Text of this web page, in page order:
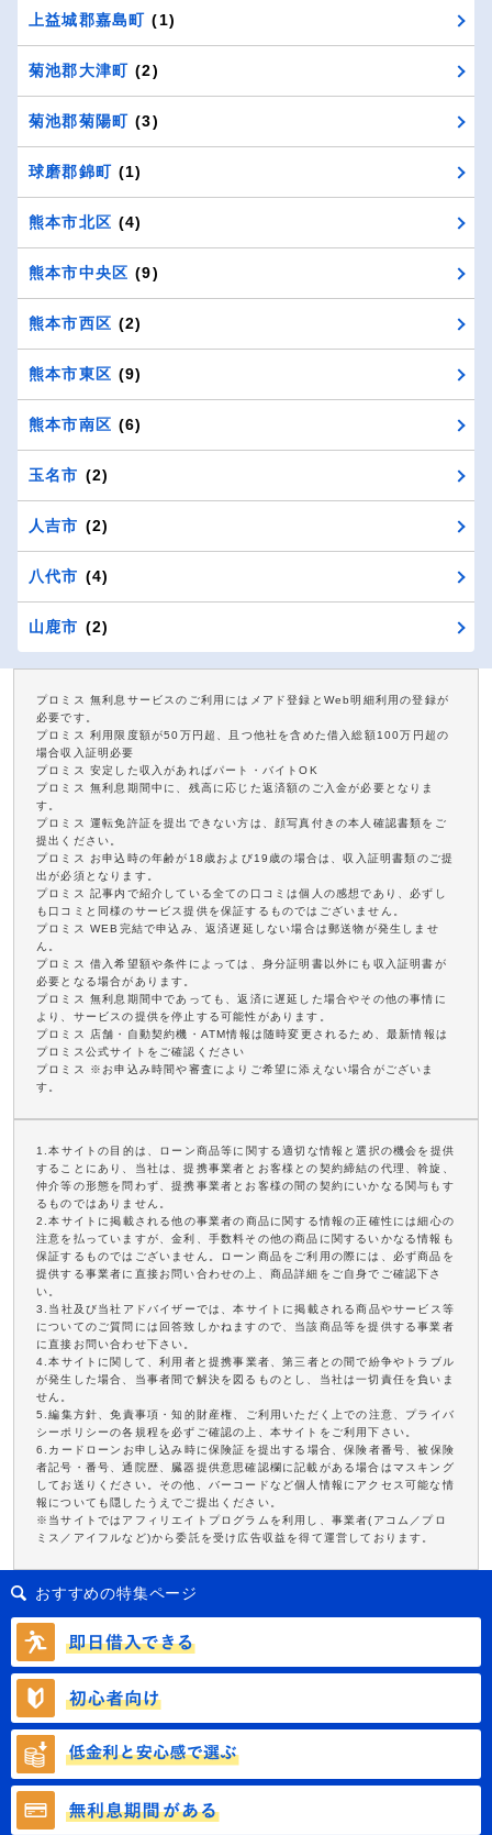
上益城郡嘉島町 (1)
菊池郡大津町 (2)
菊池郡菊陽町 (3)
球磨郡錦町 (1)
熊本市北区 (4)
熊本市中央区 (9)
熊本市西区 (2)
熊本市東区 (9)
熊本市南区 (6)
玉名市 (2)
人吉市 (2)
八代市 (4)
山鹿市 (2)
プロミス 無利息サービスのご利用にはメアド登録とWeb明細利用の登録が
必要です。
プロミス 利用限度額が50万円超、且つ他社を含めた借入総額100万円超の
場合収入証明必要
プロミス 安定した収入があればパート・バイトOK
プロミス 無利息期間中に、残高に応じた返済額のご入金が必要となりま
す。
プロミス 運転免許証を提出できない方は、顔写真付きの本人確認書類をご
提出ください。
プロミス お申込時の年齢が18歳および19歳の場合は、収入証明書類のご提
出が必須となります。
プロミス 記事内で紹介している全ての口コミは個人の感想であり、必ずし
も口コミと同様のサービス提供を保証するものではございません。
プロミス WEB完結で申込み、返済遅延しない場合は郵送物が発生しませ
ん。
プロミス 借入希望額や条件によっては、身分証明書以外にも収入証明書が
必要となる場合があります。
プロミス 無利息期間中であっても、返済に遅延した場合やその他の事情に
より、サービスの提供を停止する可能性があります。
プロミス 店舗・自動契約機・ATM情報は随時変更されるため、最新情報は
プロミス公式サイトをご確認ください
プロミス ※お申込み時間や審査によりご希望に添えない場合がございま
す。
1.本サイトの目的は、ローン商品等に関する適切な情報と選択の機会を提供
することにあり、当社は、提携事業者とお客様との契約締結の代理、斡旋、
仲介等の形態を問わず、提携事業者とお客様の間の契約にいかなる関与もす
るものではありません。
2.本サイトに掲載される他の事業者の商品に関する情報の正確性には細心の
注意を払っていますが、金利、手数料その他の商品に関するいかなる情報も
保証するものではございません。ローン商品をご利用の際には、必ず商品を
提供する事業者に直接お問い合わせの上、商品詳細をご自身でご確認下さ
い。
3.当社及び当社アドバイザーでは、本サイトに掲載される商品やサービス等
についてのご質問には回答致しかねますので、当該商品等を提供する事業者
に直接お問い合わせ下さい。
4.本サイトに関して、利用者と提携事業者、第三者との間で紛争やトラブル
が発生した場合、当事者間で解決を図るものとし、当社は一切責任を負いま
せん。
5.編集方針、免責事項・知的財産権、ご利用いただく上での注意、プライバ
シーポリシーの各規程を必ずご確認の上、本サイトをご利用下さい。
6.カードローンお申し込み時に保険証を提出する場合、保険者番号、被保険
者記号・番号、通院歴、臓器提供意思確認欄に記載がある場合はマスキング
してお送りください。その他、バーコードなど個人情報にアクセス可能な情
報についても隠したうえでご提出ください。
※当サイトではアフィリエイトプログラムを利用し、事業者(アコム／プロ
ミス／アイフルなど)から委託を受け広告収益を得て運営しております。
おすすめの特集ページ